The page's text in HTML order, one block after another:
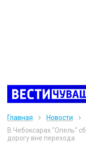
Главная Новости
В Чебоксарах "Опель"
дорогу вне перехода